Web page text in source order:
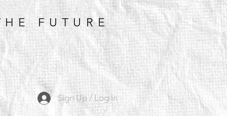
FUTURE
Sign Up / Log In